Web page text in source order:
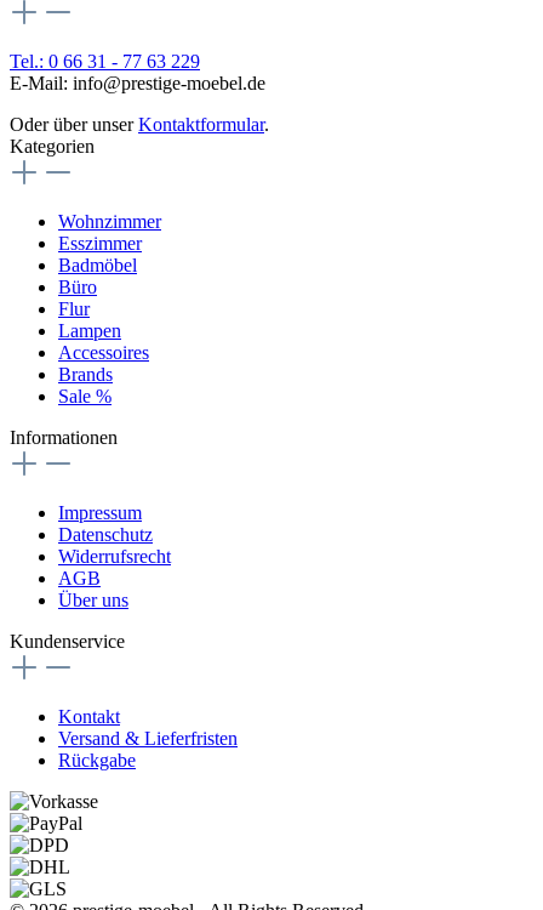
Tel.: 0 66 31 - 77 63 229
E-Mail: info@prestige-moebel.de
Oder über unserKontaktformular.
Kategorien
Wohnzimmer
Esszimmer
Badmöbel
Büro
Flur
Lampen
Accessoires
Brands
Sale %
Informationen
Impressum
Datenschutz
Widerrufsrecht
AGB
Über uns
Kundenservice
Kontakt
Versand & Lieferfristen
Rückgabe